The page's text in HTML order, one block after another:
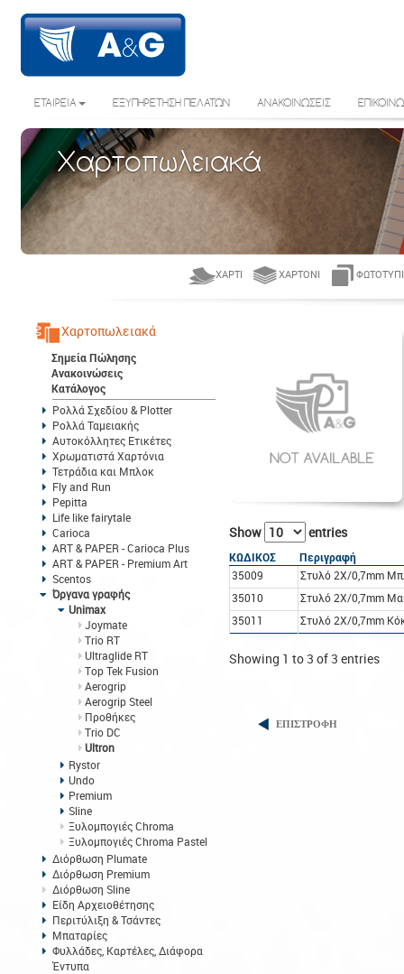
ΕΤΑΙΡΕΙΑ ΕΞΥΠΗΡΕΤΗΣΗ ΠΕΛΑΤΩΝ ΑΝΑΚΟΙΝΩΣΕΙΣ
Χαρτοπωλειακά
ΧΑΡΤΊ ΧΑΡΤΌΝΙ
Χαρτοπωλειακά
Σημεία Πώλησης
Ανακοινώσεις
Κατάλογος
Ρολλά Σχεδίου & Plotter
Ρολλά Ταμειακής
Αυτοκόλλητες Ετικέτες
Χρωματιστά Χαρτόνια
Τετράδια και Μπλοκ
Fly and Run
Pepitta
Life like fairytale
Carioca
ART & PAPER - Carioca Plus
ART & PAPER - Premium Art
Scentos
Όργανα γραφής
Unimax
Joymate
Trio RT
Ultraglide RT
Top Tek Fusion
Aerogrip
Aerogrip Steel
Προθήκες
Trio DC
Ultron
Rystor
Undo
Premium
Sline
Ξυλομπογιές Chroma
Ξυλομπογιές Chroma Pastel
Διόρθωση Plumate
Διόρθωση Premium
Διόρθωση Sline
Είδη Αρχειοθέτησης
Περιτύλιξη & Τσάντες
Μπαταρίες
Φυλλάδες, Καρτέλες, Διάφορα
Έντυπα
Show entries
ΚΩΔΙΚΟΣ
Περιγραφή
35009
Στυλό 2X/0,7mm
35010
Στυλό 2X/0,7mm
35011
Στυλό 2X/0,7mm
Showing 1 to 3 of 3 entries
ΕΠΙΣΤΡΟΦΗ